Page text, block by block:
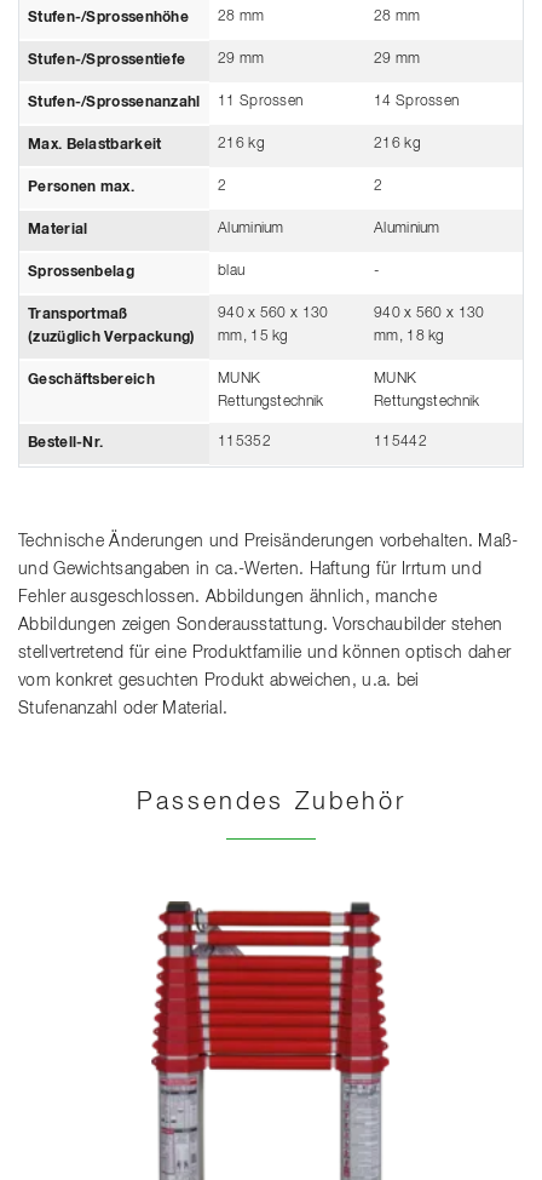
Stufen-/Sprossenhöhe 28 mm 28 mm
Stufen-/Sprossentiefe 29 mm 29 mm
Stufen-/Sprossenanzahl 11 Sprossen 14 Sprossen
Max. Belastbarkeit 216 kg 216 kg
Personen max. 2 2
Material Aluminium Aluminium
Sprossenbelag blau -
Transportmaß
(zuzüglich Verpackung)
940 x 560 x 130
mm, 15 kg
940 x 560 x 130
mm, 18 kg
Geschäftsbereich
MUNK
Rettungstechnik
MUNK
Rettungstechnik
Bestell-Nr. 115352 115442
Technische Änderungen und Preisänderungen vorbehalten. Maß-
und Gewichtsangaben in ca.-Werten. Haftung für Irrtum und
Fehler ausgeschlossen. Abbildungen ähnlich, manche
Abbildungen zeigen Sonderausstattung. Vorschaubilder stehen
stellvertretend für eine Produktfamilie und können optisch daher
vom konkret gesuchten Produkt abweichen, u.a. bei
Stufenanzahl oder Material.
Passendes Zubehör